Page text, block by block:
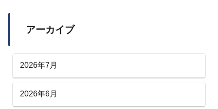
アーカイブ
2026年7月
2026年6月